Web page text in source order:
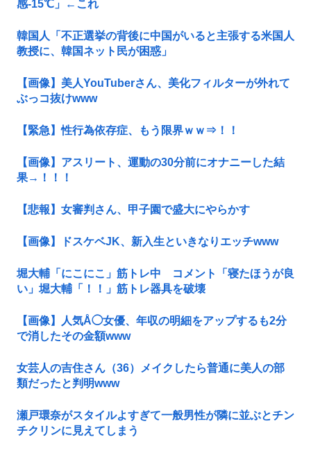
感-15℃」←これ
韓国人「不正選挙の背後に中国がいると主張する米国人
教授に、韓国ネット民が困惑」
【画像】美人YouTuberさん、美化フィルターが外れて
ぶっコ抜けwww
【緊急】性行為依存症、もう限界ｗｗ⇒！！
【画像】アスリート、運動の30分前にオナニーした結
果→！！！
【悲報】女審判さん、甲子園で盛大にやらかす
【画像】ドスケベJK、新入生といきなりエッチwww
堀大輔「にこにこ」筋トレ中 コメント「寝たほうが良
い」堀大輔「！！」筋トレ器具を破壊
【画像】人気Å◯女優、年収の明細をアップするも2分
で消したその金額www
女芸人の吉住さん（36）メイクしたら普通に美人の部
類だったと判明www
瀬戸環奈がスタイルよすぎて一般男性が隣に並ぶとチン
チクリンに見えてしまう